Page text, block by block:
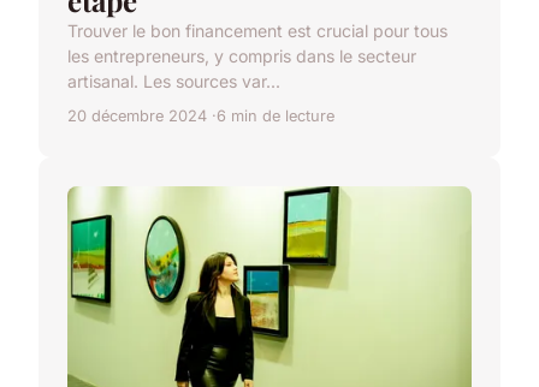
Trouver le bon financement est crucial pour tous
les entrepreneurs, y compris dans le secteur
artisanal. Les sources var...
20 décembre 2024 6 min de lecture